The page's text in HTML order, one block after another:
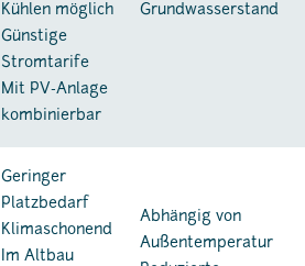
Kühlen möglich
Günstige
Stromtarife
Mit PV-Anlage
kombinierbar
Grundwasserstand
Geringer
Platzbedarf
Klimaschonend
Im Altbau
Abhängig von
Außentemperatur